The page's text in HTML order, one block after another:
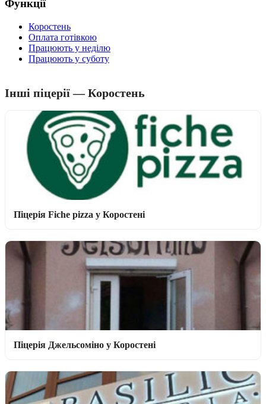
Функції
Коростень
Оплата готівкою
Працюють у неділю
Працюють у суботу
Інші піцерії — Коростень
Піцерія Fiche pizza у Коростені
Піцерія Джельсоміно у Коростені